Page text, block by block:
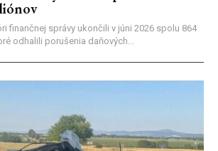
finančnej správy ukončili v júni 2026 spolu 864
odhalili porušenia daňových...